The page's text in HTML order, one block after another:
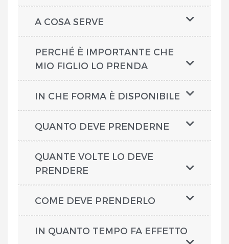
A COSA SERVE
PERCHÉ È IMPORTANTE CHE
MIO FIGLIO LO PRENDA
IN CHE FORMA È DISPONIBILE
QUANTO DEVE PRENDERNE
QUANTE VOLTE LO DEVE
PRENDERE
COME DEVE PRENDERLO
IN QUANTO TEMPO FA EFFETTO